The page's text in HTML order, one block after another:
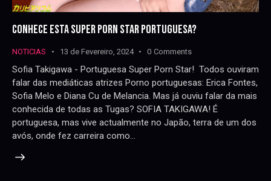
CONHECE ESTA SUPER PORN STAR PORTUGUESA?
NOTICIAS 13 de Fevereiro, 2024 0 Comments
Sofia Takigawa - Portuguesa Super Porn Star! Todos ouviram
falar das mediáticas atrizes Porno portuguesas: Erica Fontes,
Sofia Melo e Diana Cu de Melancia. Mas já ouviu falar da mais
conhecida de todas as Tugas? SOFIA TAKIGAWA! É
portuguesa, mas vive actualmente no Japão, terra de um dos
avós, onde fez carreira como…